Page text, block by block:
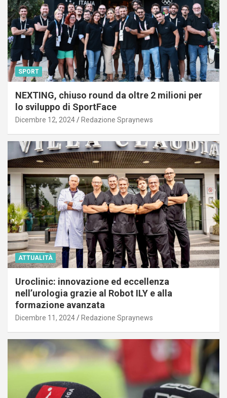
SPORT
NEXTING, chiuso round da oltre 2 milioni per
lo sviluppo di SportFace
Dicembre 12, 2024 Redazione Spraynews
ATTUALITÀ
Uroclinic: innovazione ed eccellenza
nell’urologia grazie al Robot ILY e alla
formazione avanzata
Dicembre 11, 2024 Redazione Spraynews